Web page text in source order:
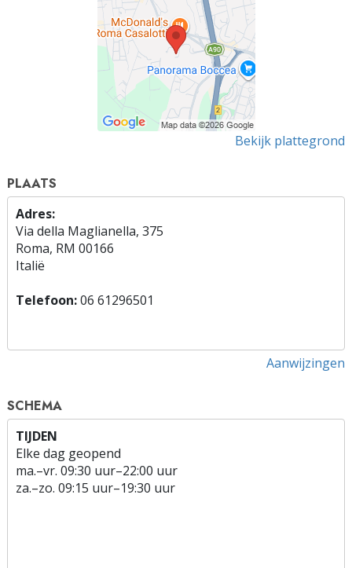
Bekijk plattegrond
PLAATS
Adres:
Via della Maglianella, 375
Roma, RM 00166
Italië
Telefoon:06 61296501
Aanwijzingen
SCHEMA
TIJDEN
Elke dag geopend
ma.–vr. 09:30 uur–22:00 uur
za.–zo. 09:15 uur–19:30 uur